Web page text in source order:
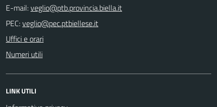
E-mail:
PEC:
Uffici e orari
Numeri utili
LINK UTILI